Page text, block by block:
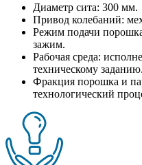
Диаметр сита: 300 мм.
Привод колебаний:
Режим подачи
зажим.
Рабочая среда:
техническому заданию.
Фракция порошка и
технологический